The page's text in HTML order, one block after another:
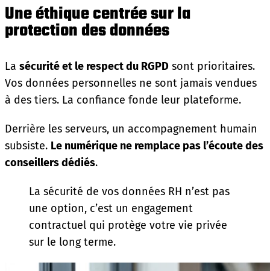
Une éthique centrée sur la
protection des données
La sécurité et le respect du RGPD sont prioritaires.
Vos données personnelles ne sont jamais vendues
à des tiers. La confiance fonde leur plateforme.
Derrière les serveurs, un accompagnement humain
subsiste. Le numérique ne remplace pas l’écoute des
conseillers dédiés.
La sécurité de vos données RH n’est pas
une option, c’est un engagement
contractuel qui protège votre vie privée
sur le long terme.